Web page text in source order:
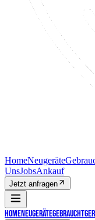
HomeNeugeräte
UnsJobsAnkauf
Jetzt anfragen
HomeNeugeräte